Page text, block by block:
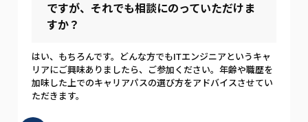
ですが、それでも相談にのっていただけま
すか？
はい、もちろんです。どんな方でもITエンジニアというキャ
リアにご興味ありましたら、ご参加ください。年齢や職歴を
加味した上でのキャリアパスの選び方をアドバイスさせてい
ただきます。